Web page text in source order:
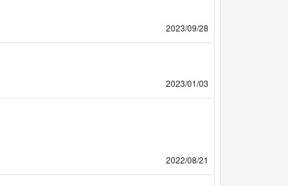
2023/09/28
2023/01/03
2022/08/21